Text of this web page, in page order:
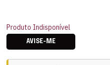
Produto Indisponível
AVISE-ME